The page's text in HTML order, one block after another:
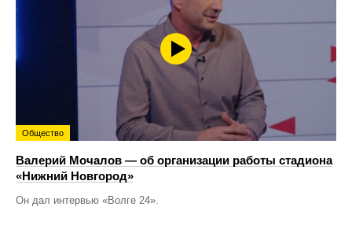
Общество
Валерий Мочалов — об организации работы стадиона
«Нижний Новгород»
Он дал интервью «Волге 24».